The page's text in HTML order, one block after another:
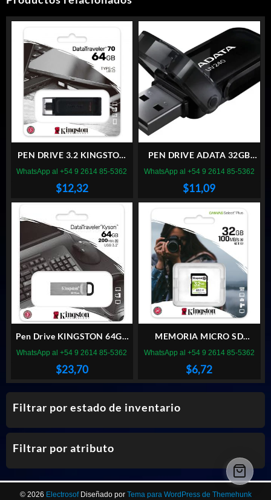
Filtrar por estado de inventario
Filtrar por atributo
PEN DRIVE 3.2 KINGSTON
64GB DATATRAVELER 70
$12,32
WhatsApp al +54 9 2614 85-5362
PEN DRIVE ADATA 32GB
UV240 2.0 NEGRO
$11,09
WhatsApp al +54 9 2614 85-5362
Pen Drive KINGSTON 64GB
KYSON 3.2 Metalico
$23,70
WhatsApp al +54 9 2614 85-5362
MEMORIA MICRO SD
KINGSTON 32GB CANVAS
$6,72
WhatsApp al +54 9 2614 85-5362
© 2026 Electrosof Diseñado por Tema para WordPress de Themehunk